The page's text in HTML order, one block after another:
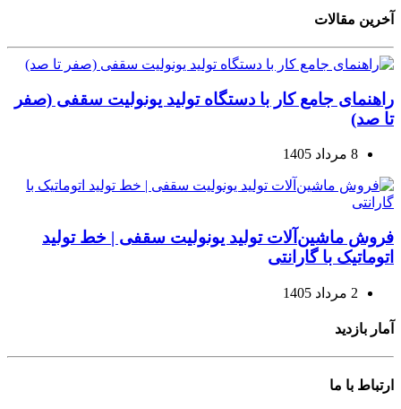
آخرین مقالات
راهنمای جامع کار با دستگاه تولید یونولیت سقفی (صفر
تا صد)
8 مرداد 1405
فروش ماشین‌آلات تولید یونولیت سقفی | خط تولید
اتوماتیک با گارانتی
2 مرداد 1405
آمار بازدید
ارتباط با ما